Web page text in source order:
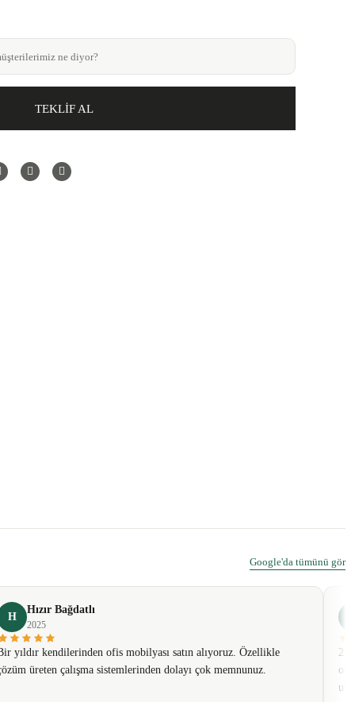
ne diyor?
TEKLİF AL
Google'da tümünü gör
H
Hızır Bağdatlı
2025
yıldır kendilerinden ofis mobilyası satın alıyoruz. Özellikle
üreten çalışma sistemlerinden dolayı çok memnunuz.
2